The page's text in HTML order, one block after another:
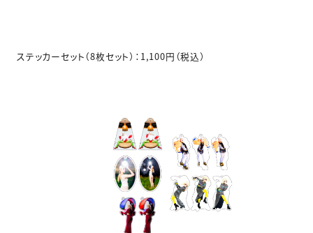
ステッカーセット（8枚セット）：1,100円（税込）